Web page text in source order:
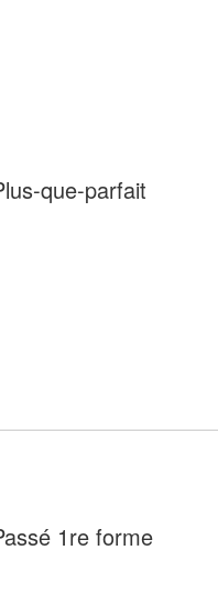
que-parfait
1re forme